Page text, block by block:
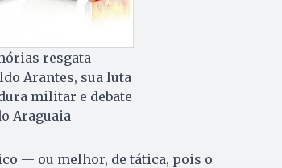
resgata
Arantes, sua luta
militar e debate
Araguaia
— ou melhor, de tática, pois o